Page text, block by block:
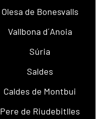
Olesa de Bonesvalls
Vallbona d´Anoia
Súria
Saldes
Caldes de Montbui
Pere de Riudebitlles